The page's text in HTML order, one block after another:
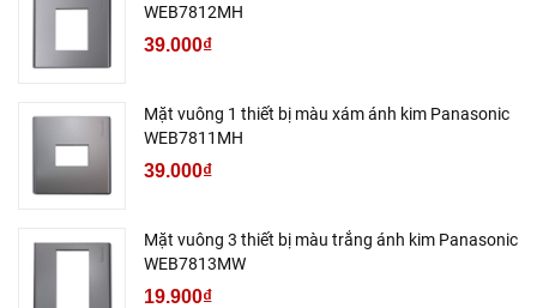
WEB7812MH
39.000₫
Mặt vuông 1 thiết bị màu xám ánh kim Panasonic
WEB7811MH
39.000₫
Mặt vuông 3 thiết bị màu trắng ánh kim Panasonic
WEB7813MW
19.900₫